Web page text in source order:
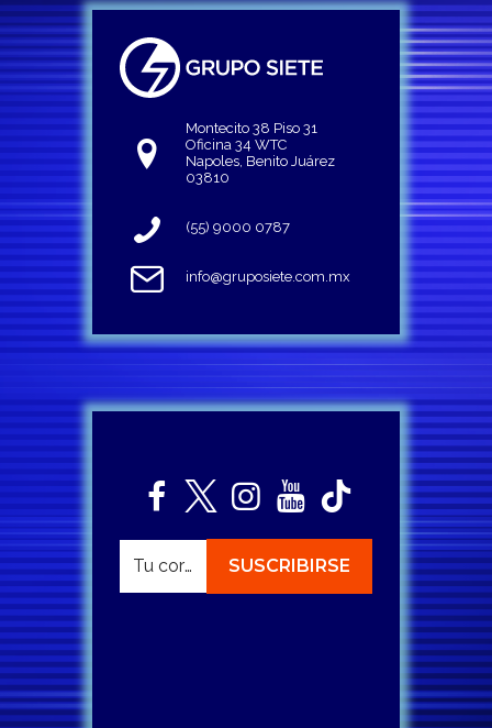
Montecito 38 Piso 31
Oficina 34 WTC
Napoles, Benito Juárez
03810
(55) 9000 0787
info@gruposiete.com.mx